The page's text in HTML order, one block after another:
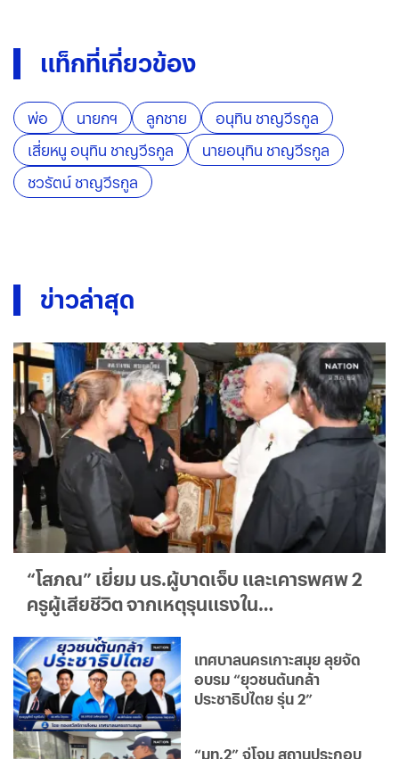
แท็กที่เกี่ยวข้อง
พ่อ นายกฯ ลูกชาย
อนุทิน ชาญวีรกูล
เสี่ยหนู อนุทิน ชาญวีรกูล
นายอนุทิน ชาญวีรกูล
ชวรัตน์ ชาญวีรกูล
ข่าวล่าสุด
“โสภณ” เยี่ยม นร.ผู้บาดเจ็บ และเคารพศพ 2
ครูผู้เสียชีวิต จากเหตุรุนแรงใน
เทศบาลนครเกาะสมุย ลุยจัด
อบรม “ยุวชนต้นกล้า
ประชาธิปไตย รุ่น 2”
“มท.2” จู่โจม สถานประกอบ